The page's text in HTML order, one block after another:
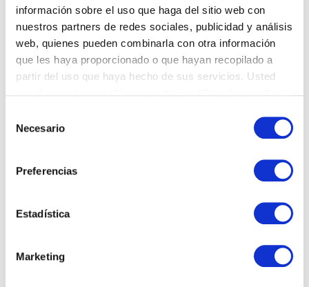
información sobre el uso que haga del sitio web con
nuestros partners de redes sociales, publicidad y análisis
web, quienes pueden combinarla con otra información
que les haya proporcionado o que hayan recopilado a
partir del uso que haya hecho de sus servicios. Usted
Necesario
Preferencias
Estadística
Marketing